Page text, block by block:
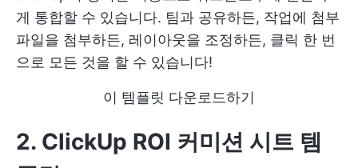
게 통합할 수 있습니다. 팀과 공유하든, 작업에 첨부
파일을 첨부하든, 레이아웃을 조정하든, 클릭 한 번
으로 모든 것을 할 수 있습니다!
이 템플릿 다운로드하기
2. ClickUp ROI 커미션 시트 템